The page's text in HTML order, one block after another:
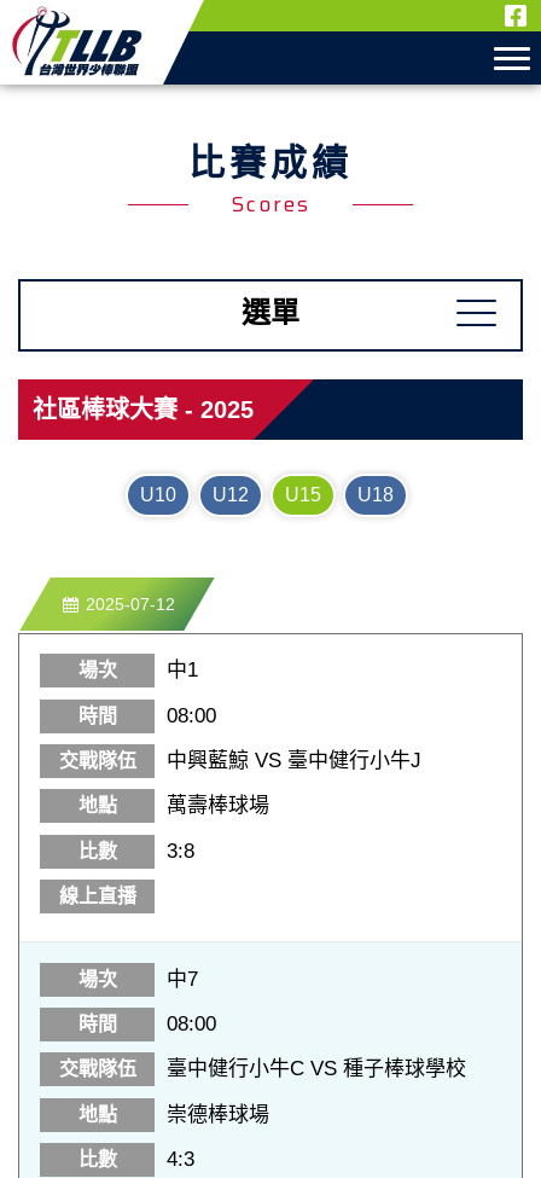
比賽成績
Scores
選單
社區棒球大賽 - 2025
U10 U12 U15 U18
2025-07-12
中1
08:00
中興藍鯨 VS 臺中健行小牛J
萬壽棒球場
3:8
中7
08:00
臺中健行小牛C VS 種子棒球學校
崇德棒球場
4:3